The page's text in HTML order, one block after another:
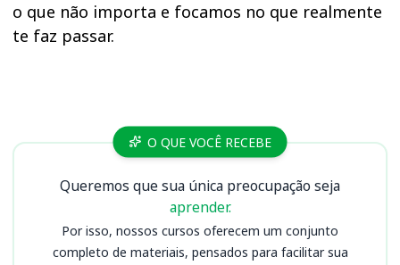
o que não importa e focamos no que realmente
te faz passar.
Cursos O QUE VOCÊ RECEBE
Queremos que sua única preocupação seja
aprender.
Por isso, nossos cursos oferecem um conjunto
completo de materiais, pensados para facilitar sua